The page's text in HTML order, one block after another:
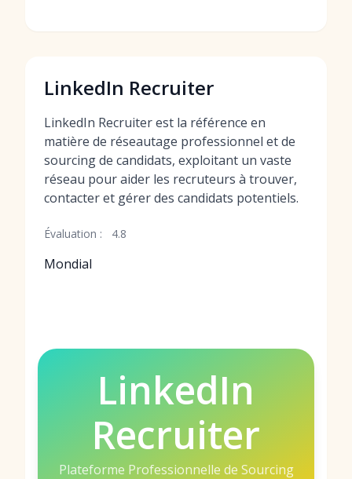
LinkedIn Recruiter
LinkedIn Recruiter est la référence en
matière de réseautage professionnel et de
sourcing de candidats, exploitant un vaste
réseau pour aider les recruteurs à trouver,
contacter et gérer des candidats potentiels.
Évaluation : 4.8
Mondial
LinkedIn
Recruiter
Plateforme Professionnelle de Sourcing